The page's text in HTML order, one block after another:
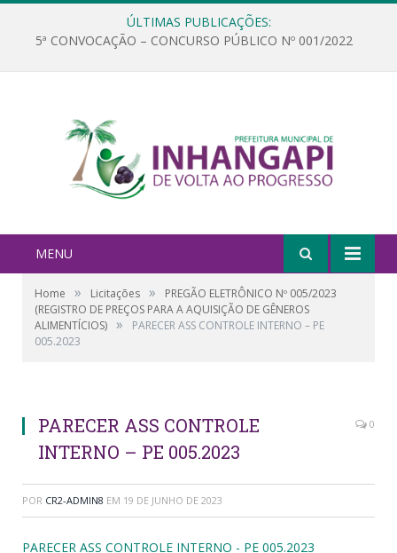
ÚLTIMAS PUBLICAÇÕES:
5ª CONVOCAÇÃO – CONCURSO PÚBLICO Nº 001/2022
MENU
Home » Licitações »
PREGÃO ELETRÔNICO Nº 005/2023
(REGISTRO DE PREÇOS PARA A AQUISIÇÃO DE GÊNEROS
ALIMENTÍCIOS) »
PARECER ASS CONTROLE INTERNO – PE
005.2023
PARECER ASS CONTROLE
INTERNO – PE 005.2023
0
POR CR2-ADMIN8 EM 19 DE JUNHO DE 2023
PARECER ASS CONTROLE INTERNO - PE 005.2023